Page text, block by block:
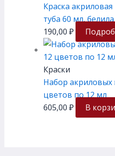
Краска
туба 60 мл,
190,00 ₽
Краски
Набор акриловых
цветов по 12 мл
605,00 ₽ В